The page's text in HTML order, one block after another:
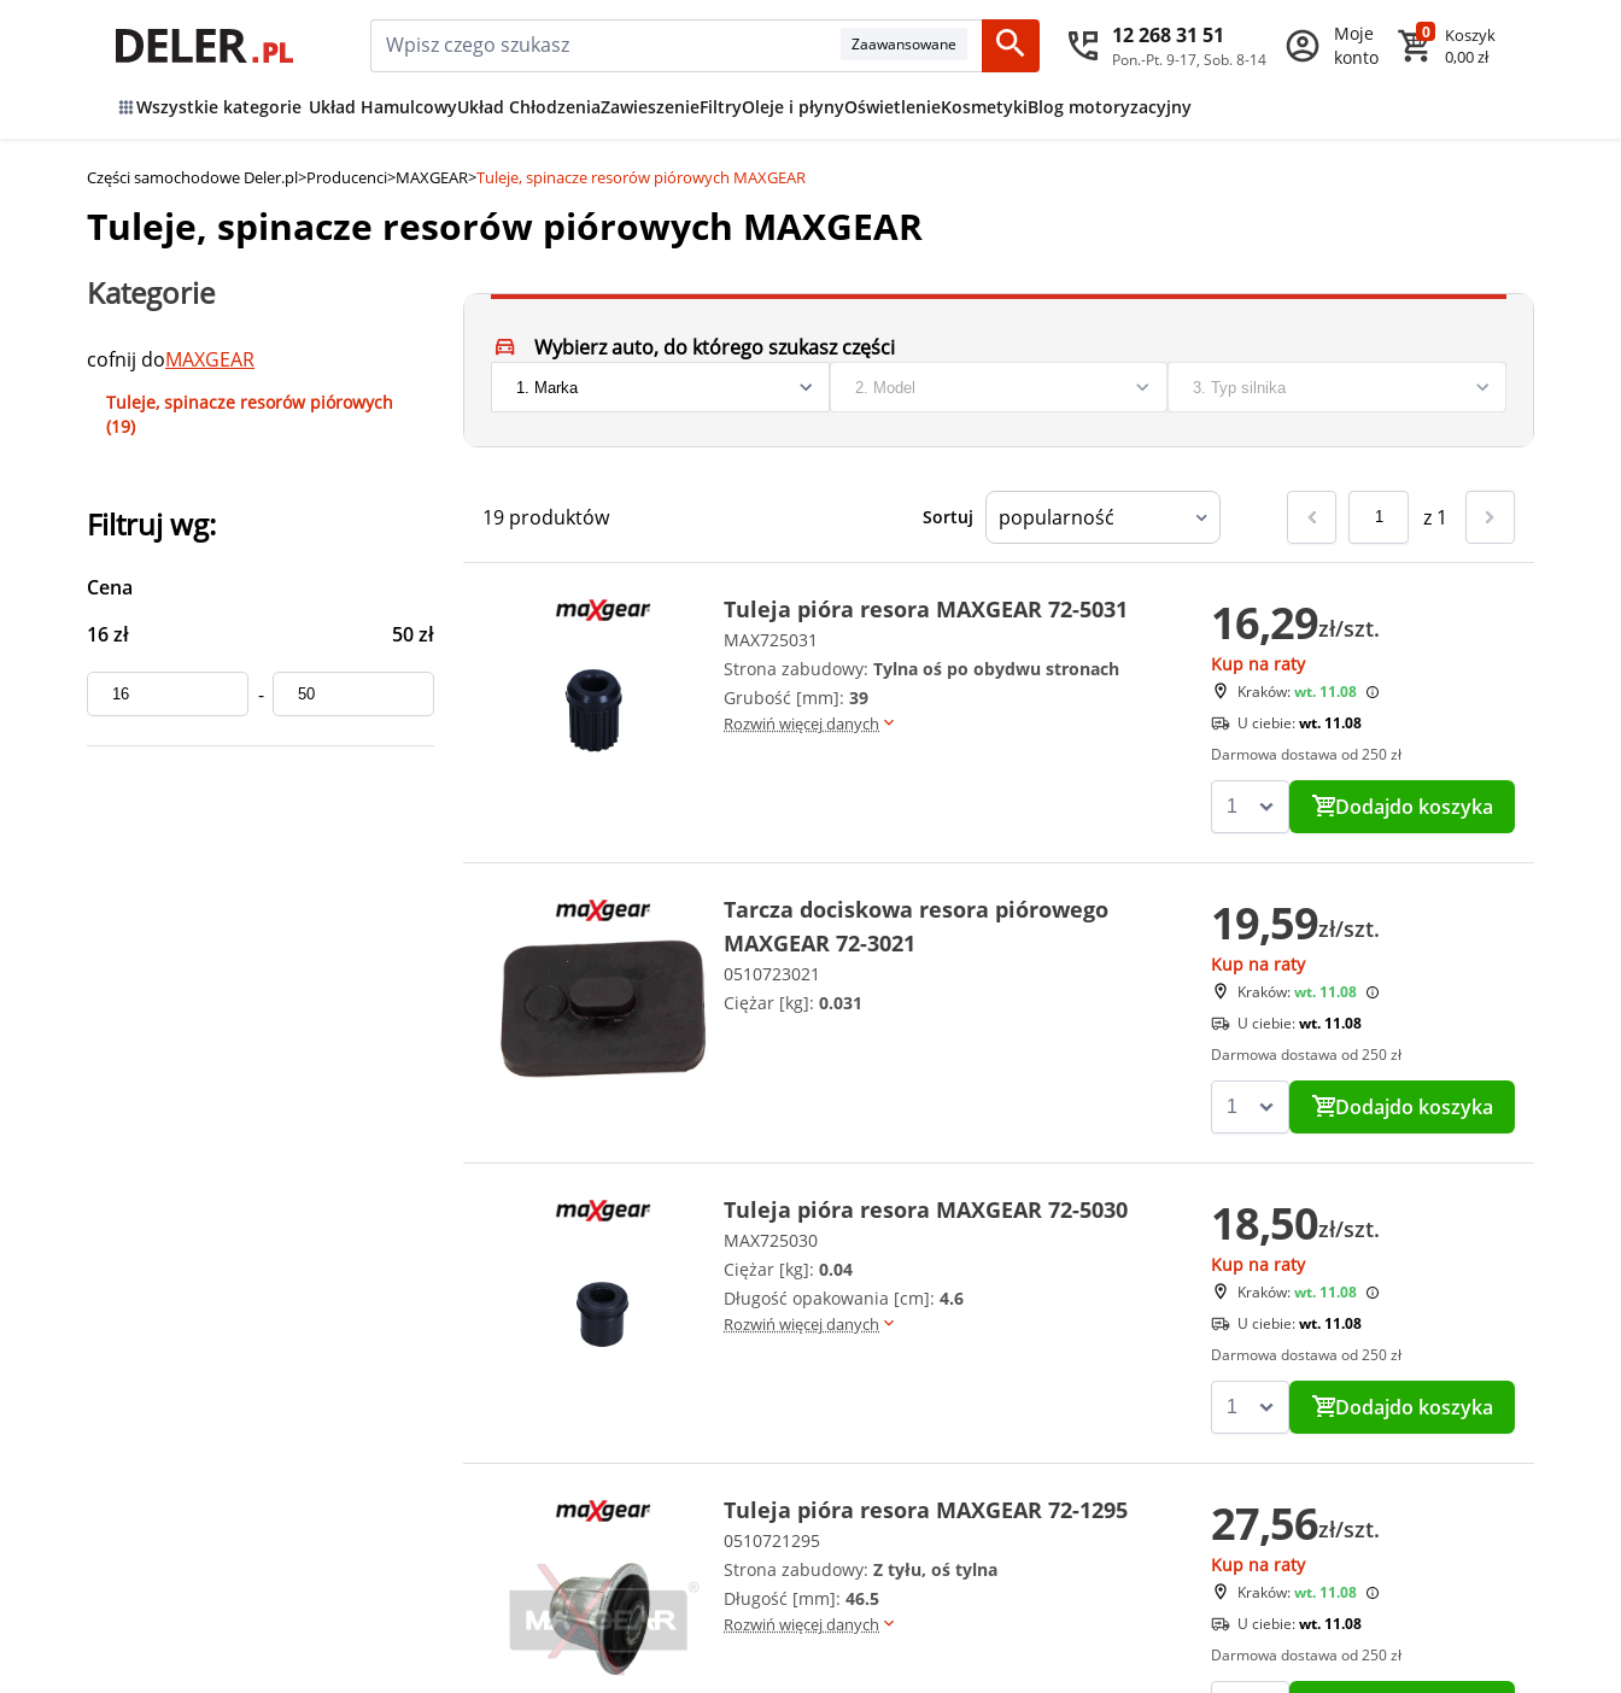
Zaawansowane 12 268 31 51
Pon.-Pt. 9-17, Sob. 8-14
Moje
konto
0
Koszyk
0,00 zł
Wszystkie kategorie Układ HamulcowyUkład ChłodzeniaZawieszenieFiltryOleje i płynyOświetlenieKosmetykiBlog motoryzacyjny
Części samochodowe Deler.pl>Producenci>MAXGEAR>Tuleje, spinacze resorów piórowych MAXGEAR
Tuleje, spinacze resorów piórowych MAXGEAR
Kategorie
cofnij doMAXGEAR
Tuleje, spinacze resorów piórowych
(19)
Filtruj wg:
Cena
16 zł
50 zł
-
Wybierz auto, do którego szukasz części
19 produktów Sortuj z 1
Tuleja pióra resora MAXGEAR 72-5031
MAX725031
Strona zabudowy: Tylna oś po obydwu stronach
Grubość [mm]: 39
Rozwiń więcej danych
16,29zł/szt.
Kup na raty
Kraków:wt. 11.08
U ciebie:wt. 11.08
Darmowa dostawa od 250 zł
Dodajdo koszyka
Tarcza dociskowa resora piórowego
MAXGEAR 72-3021
0510723021
Ciężar [kg]: 0.031
19,59zł/szt.
Kup na raty
Kraków:wt. 11.08
U ciebie:wt. 11.08
Darmowa dostawa od 250 zł
Dodajdo koszyka
Tuleja pióra resora MAXGEAR 72-5030
MAX725030
Ciężar [kg]: 0.04
Długość opakowania [cm]: 4.6
Rozwiń więcej danych
18,50zł/szt.
Kup na raty
Kraków:wt. 11.08
U ciebie:wt. 11.08
Darmowa dostawa od 250 zł
Dodajdo koszyka
Tuleja pióra resora MAXGEAR 72-1295
0510721295
Strona zabudowy: Z tyłu, oś tylna
Długość [mm]: 46.5
Rozwiń więcej danych
27,56zł/szt.
Kup na raty
Kraków:wt. 11.08
U ciebie:wt. 11.08
Darmowa dostawa od 250 zł